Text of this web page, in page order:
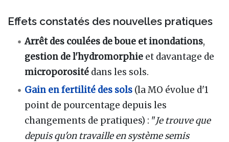
Effets constatés des nouvelles pratiques
Arrêt des coulées de boue et inondations,
gestion de l'hydromorphie et davantage de
microporosité dans les sols.
Gain en fertilité des sols (la MO évolue d'1
point de pourcentage depuis les
changements de pratiques) : "Je trouve que
depuis qu'on travaille en système semis